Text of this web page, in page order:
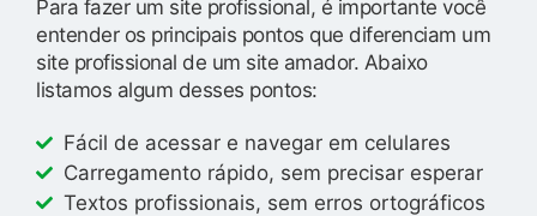
Para fazer um site profissional, é importante você
entender os principais pontos que diferenciam um
site profissional de um site amador. Abaixo
listamos algum desses pontos:
Fácil de acessar e navegar em celulares
Carregamento rápido, sem precisar esperar
Textos profissionais, sem erros ortográficos